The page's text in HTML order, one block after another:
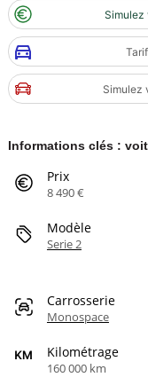
Simulez
Simulez
Informations clés :
Prix
8 490 €
Modèle
Serie 2
Carrosserie
Monospace
Kilométrage
160 000 km